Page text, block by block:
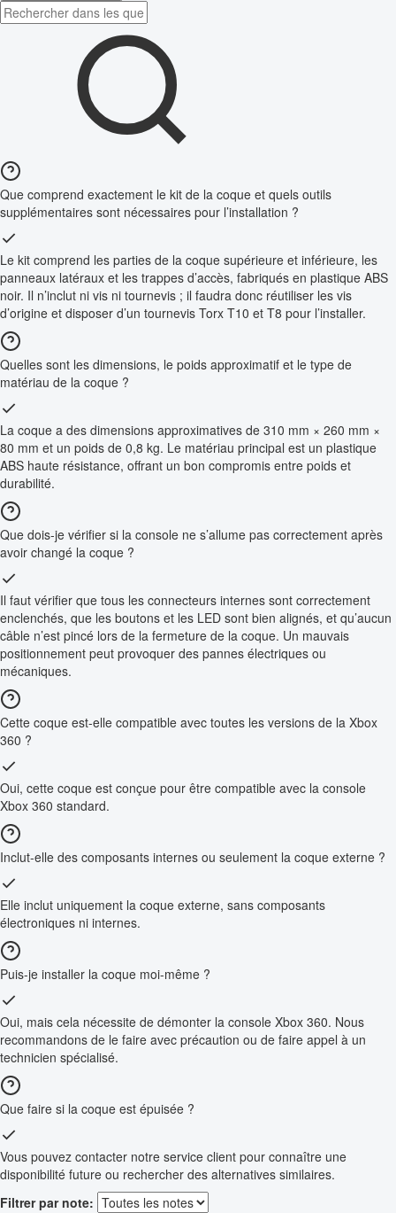
Que comprend exactement le kit de la coque et quels outils
supplémentaires sont nécessaires pour l’installation ?
Le kit comprend les parties de la coque supérieure et inférieure, les
panneaux latéraux et les trappes d’accès, fabriqués en plastique ABS
noir. Il n’inclut ni vis ni tournevis ; il faudra donc réutiliser les vis
d’origine et disposer d’un tournevis Torx T10 et T8 pour l’installer.
Quelles sont les dimensions, le poids approximatif et le type de
matériau de la coque ?
La coque a des dimensions approximatives de 310 mm × 260 mm ×
80 mm et un poids de 0,8 kg. Le matériau principal est un plastique
ABS haute résistance, offrant un bon compromis entre poids et
durabilité.
Que dois-je vérifier si la console ne s’allume pas correctement après
avoir changé la coque ?
Il faut vérifier que tous les connecteurs internes sont correctement
enclenchés, que les boutons et les LED sont bien alignés, et qu’aucun
câble n’est pincé lors de la fermeture de la coque. Un mauvais
positionnement peut provoquer des pannes électriques ou
mécaniques.
Cette coque est-elle compatible avec toutes les versions de la Xbox
360 ?
Oui, cette coque est conçue pour être compatible avec la console
Xbox 360 standard.
Inclut-elle des composants internes ou seulement la coque externe ?
Elle inclut uniquement la coque externe, sans composants
électroniques ni internes.
Puis-je installer la coque moi-même ?
Oui, mais cela nécessite de démonter la console Xbox 360. Nous
recommandons de le faire avec précaution ou de faire appel à un
technicien spécialisé.
Que faire si la coque est épuisée ?
Vous pouvez contacter notre service client pour connaître une
disponibilité future ou rechercher des alternatives similaires.
Filtrer par note: